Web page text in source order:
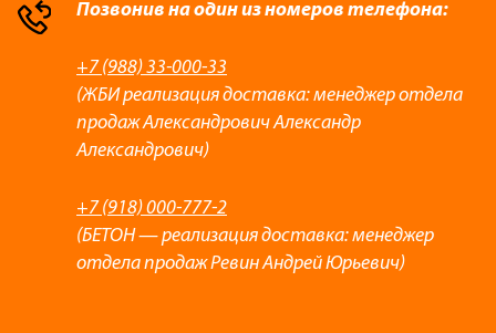
Позвонив на один из номеров телефона:
+7 (988) 33-000-33
(ЖБИ реализация доставка: менеджер отдела
продаж Александрович Александр
Александрович)
+7 (918) 000-777-2
(БЕТОН — реализация доставка: менеджер
отдела продаж Ревин Андрей Юрьевич)